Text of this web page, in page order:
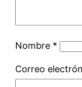
Nombre *
Correo